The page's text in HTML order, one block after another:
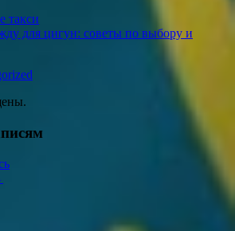
такси
для цигун: советы по выбору и